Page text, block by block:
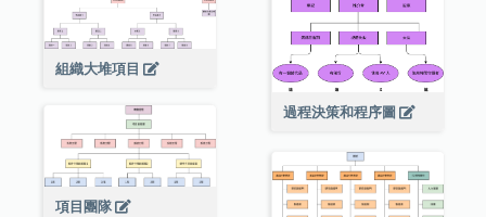
組織大堆項目
過程決策和程序圖
項目團隊